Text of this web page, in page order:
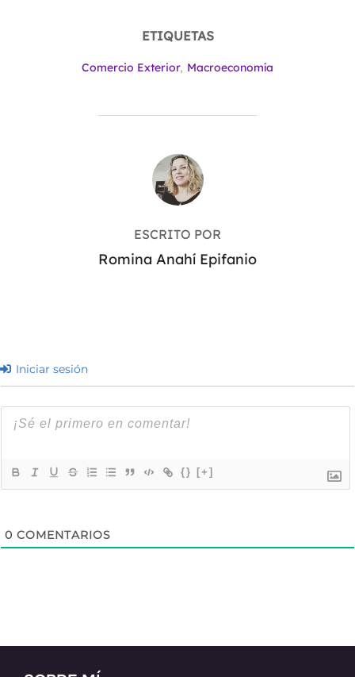
ETIQUETAS
Comercio Exterior, Macroeconomía
AUTOR DE LA ENTRADA
ESCRITO POR
Romina Anahí Epifanio
Iniciar sesión
{} [+]
0 COMENTARIOS